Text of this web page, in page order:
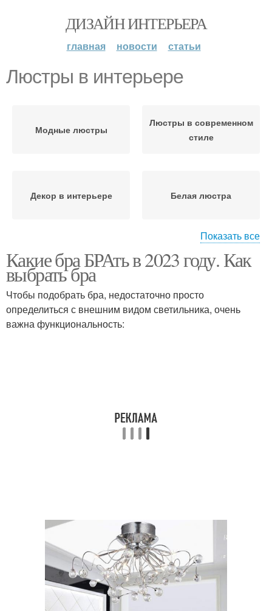
ДИЗАЙН ИНТЕРЬЕРА
главная новости статьи
Люстры в интерьере
Модные люстры
Люстры в современном
стиле
Декор в интерьере Белая люстра
Споты в интерьере
Показать все
Какие бра БРАть в 2023 году. Как
выбрать бра
Чтобы подобрать бра, недостаточно просто
определиться с внешним видом светильника, очень
важна функциональность: